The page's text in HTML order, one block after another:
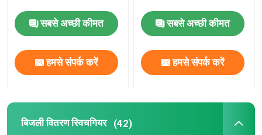
सबसे अच्छी कीमत
हमसे संपर्क करें
सबसे अच्छी कीमत
हमसे संपर्क करें
बिजली वितरण स्विचगियर (42)